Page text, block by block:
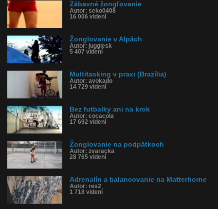
Zábavné žongľovanie
Autor: seko0408
16 006 videní
Žonglovanie v Alpách
Autor: jugglesk
5 407 videní
Multitasking v praxi (Brazília)
Autor: avokado
14 729 videní
Bez futbalky ani na krok
Autor: cocacola
17 692 videní
Žonglovanie na podpätkoch
Autor: zvaracka
28 765 videní
Adrenalín a balancovanie na Matterhorne
Autor: res2
1 718 videní